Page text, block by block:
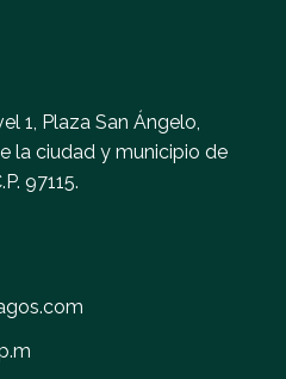
1, Plaza San Ángelo,
la ciudad y municipio de
97115.